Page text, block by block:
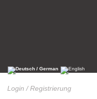
Login / Registrierung